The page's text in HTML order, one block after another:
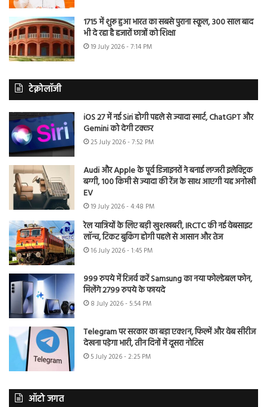
1715 में शुरू हुआ भारत का सबसे पुराना स्कूल, 300 साल बाद
भी दे रहा है हजारों छात्रों को शिक्षा
19 July 2026 - 7:14 PM
टेक्नोलॉजी
iOS 27 में नई Siri होगी पहले से ज्यादा स्मार्ट, ChatGPT और
Gemini को देगी टक्कर
25 July 2026 - 7:52 PM
Audi और Apple के पूर्व डिजाइनरों ने बनाई लग्जरी इलेक्ट्रिक
बग्गी, 100 किमी से ज्यादा की रेंज के साथ आएगी यह अनोखी
EV
19 July 2026 - 4:48 PM
रेल यात्रियों के लिए बड़ी खुशखबरी, IRCTC की नई वेबसाइट
लॉन्च, टिकट बुकिंग होगी पहले से आसान और तेज
16 July 2026 - 1:45 PM
999 रुपये में रिजर्व करें Samsung का नया फोल्डेबल फोन,
मिलेंगे 2799 रुपये के फायदे
8 July 2026 - 5:54 PM
Telegram पर सरकार का बड़ा एक्शन, फिल्में और वेब सीरीज
देखना पड़ेगा भारी, तीन दिनों में दूसरा नोटिस
5 July 2026 - 2:25 PM
ऑटो जगत